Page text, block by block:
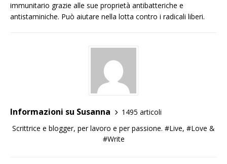
immunitario grazie alle sue proprietà antibatteriche e
antistaminiche. Può aiutare nella lotta contro i radicali liberi.
Informazioni su Susanna
1495 articoli
Scrittrice e blogger, per lavoro e per passione. #Live, #Love &
#Write